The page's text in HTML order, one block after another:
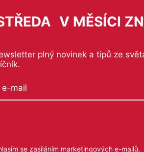
V MĚSÍCI
plný novinek a tipů ze
se zasíláním marketingových e-mailů.